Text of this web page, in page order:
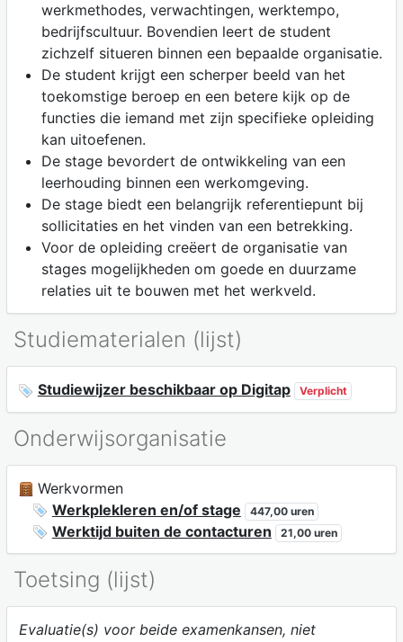
werkmethodes, verwachtingen, werktempo,
bedrijfscultuur. Bovendien leert de student
zichzelf situeren binnen een bepaalde organisatie.
De student krijgt een scherper beeld van het
toekomstige beroep en een betere kijk op de
functies die iemand met zijn specifieke opleiding
kan uitoefenen.
De stage bevordert de ontwikkeling van een
leerhouding binnen een werkomgeving.
De stage biedt een belangrijk referentiepunt bij
sollicitaties en het vinden van een betrekking.
Voor de opleiding creëert de organisatie van
stages mogelijkheden om goede en duurzame
relaties uit te bouwen met het werkveld.
Studiematerialen (lijst)
Studiewijzer beschikbaar op Digitap Verplicht
Onderwijsorganisatie
Werkvormen
Werkplekleren en/of stage
447,00 uren
Werktijd buiten de contacturen 21,00 uren
Toetsing (lijst)
Evaluatie(s) voor beide examenkansen, niet